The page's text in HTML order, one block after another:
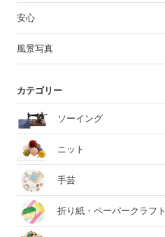
安心
風景写真
カテゴリー
ソーイング
ニット
手芸
折り紙・ペーパークラフト